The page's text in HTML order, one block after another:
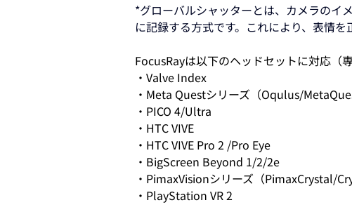
*グローバルシャッターとは、カメラのイ
に記録する方式です。これにより、表情を
FocusRayは以下のヘッドセットに対応（
・Valve Index
・Meta Questシリーズ（Oqulus/
・PICO 4/Ultra
・HTC VIVE
・HTC VIVE Pro 2 /Pro Eye
・BigScreen Beyond 1/2/2e
・PimaxVisionシリーズ（PimaxCrystal/
・PlayStation VR 2